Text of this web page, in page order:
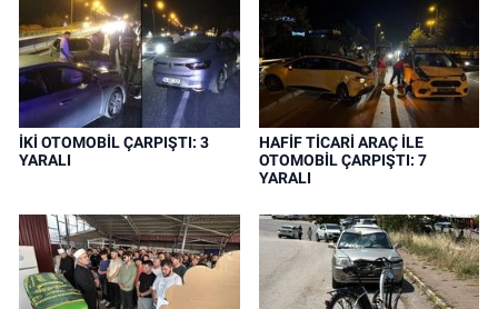
İKİ OTOMOBİL ÇARPIŞTI: 3
YARALI
HAFİF TİCARİ ARAÇ İLE
OTOMOBİL ÇARPIŞTI: 7
YARALI